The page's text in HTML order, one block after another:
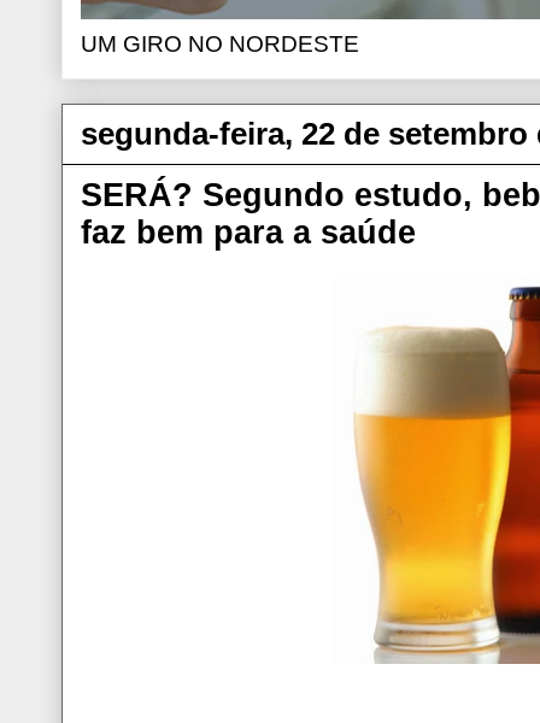
UM GIRO NO NORDESTE
segunda-feira, 22 de setembro
SERÁ? Segundo estudo,
faz bem para a saúde